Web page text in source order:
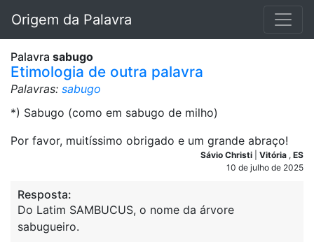
Origem da Palavra
Palavra sabugo
Etimologia de outra palavra
Palavras: sabugo
*) Sabugo (como em sabugo de milho)
Por favor, muitíssimo obrigado e um grande abraço!
Sávio Christi Vitória , ES
10 de julho de 2025
Resposta:
Do Latim SAMBUCUS, o nome da árvore
sabugueiro.